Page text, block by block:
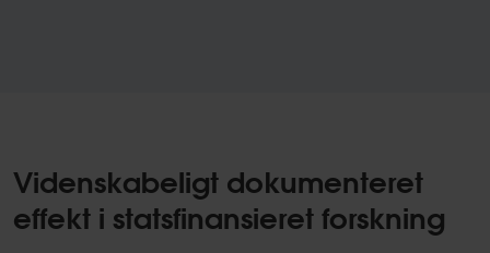
Videnskabeligt dokumenteret
effekt i statsfinansieret forskning